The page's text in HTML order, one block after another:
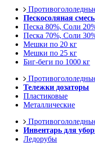
Пескосоляная
Песка 80%, Соли
Песка 70%, Соли
Мешки по 20 кг
Мешки по 25 кг
Биг-беги по 1000 кг
Тележки дозаторы
Пластиковые
Металлические
Инвентарь для
Ледорубы